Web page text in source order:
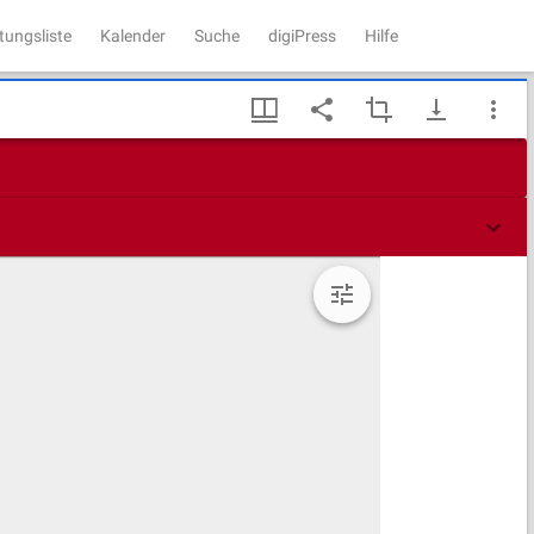
Kalender Suche digiPress Hilfe